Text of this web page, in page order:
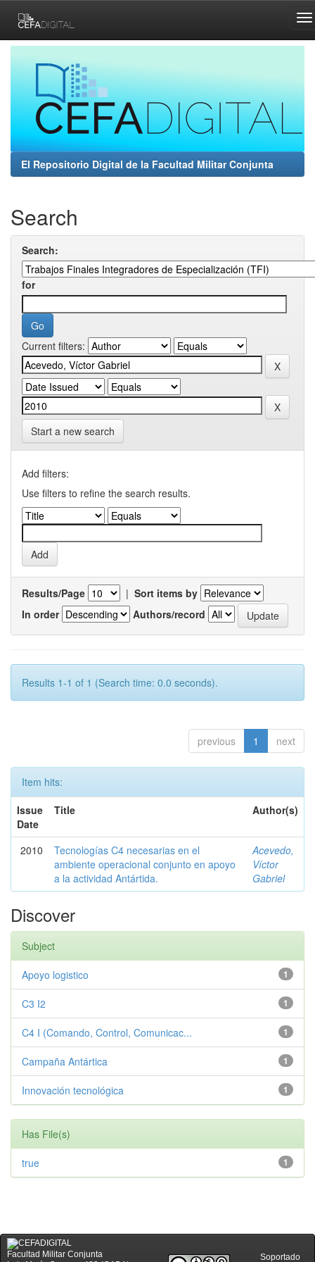
navigation
El Repositorio Digital de la Facultad Militar Conjunta
Search
Search:
for
Current filters:
Start a new search
Add filters:
Use filters to refine the search results.
Results/Page | Sort items by
In order
Authors/record
Results 1-1 of 1 (Search time: 0.0 seconds).
previous 1 next
Item hits:
Issue
Date
Title Author(s)
2010
Tecnologías C4 necesarias en el
ambiente operacional conjunto en apoyo
a la actividad Antártida.
Acevedo,
Víctor
Gabriel
Discover
Subject
1
Apoyo logistico
1
C3 I2
1
C4 I (Comando, Control, Comunicac...
1
Campaña Antártica
1
Innovación tecnológica
Has File(s)
1
true
Facultad Militar Conjunta
Soportado